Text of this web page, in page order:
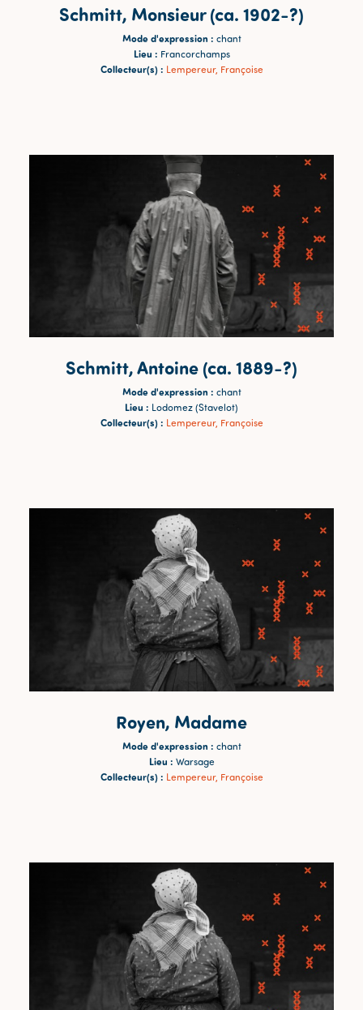
Schmitt, Monsieur (ca. 1902-?)
Mode d'expression : chant
Lieu : Francorchamps
Collecteur(s) : Lempereur, Françoise
Schmitt, Antoine (ca. 1889-?)
Mode d'expression : chant
Lieu : Lodomez (Stavelot)
Collecteur(s) : Lempereur, Françoise
Royen, Madame
Mode d'expression : chant
Lieu : Warsage
Collecteur(s) : Lempereur, Françoise